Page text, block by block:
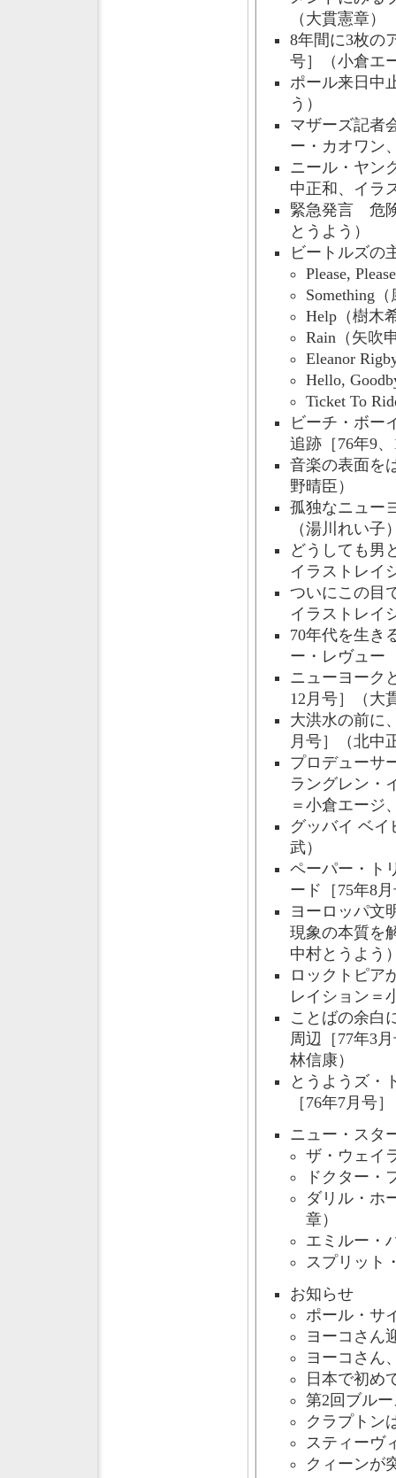
（大貫憲章）
8年間に3枚の
号］（小倉エ
ポール来日中
う）
マザーズ記者
ー・カオワン
ニール・ヤン
中正和、イラ
緊急発言 危
とうよう）
ビートルズの
Please,
Something
Help（樹木
Rain（矢吹
Eleanor
Hello,
Ticket To
ビーチ・ボー
追跡［76年9
音楽の表面を
野晴臣）
孤独なニュー
（湯川れい子
どうしても男
イラストレイ
ついにこの目
イラストレイ
70年代を生き
ー・レヴュー
ニューヨーク
12月号］（大
大洪水の前に
月号］（北中
プロデューサ
ラングレン・
＝小倉エージ
グッバイ ベイ
武）
ペーパー・ト
ード［75年8
ヨーロッパ文
現象の本質を
中村とうよう
ロックトピア
レイション＝
ことばの余白
周辺［77年3
林信康）
とうようズ・
［76年7月号
ニュー・スタ
ザ・ウェイ
ドクター・
ダリル・ホ
章）
エミルー・
スプリット
お知らせ
ポール・サ
ヨーコさん
ヨーコさん
日本で初め
第2回ブル
クラプトン
スティーヴ
クィーンが